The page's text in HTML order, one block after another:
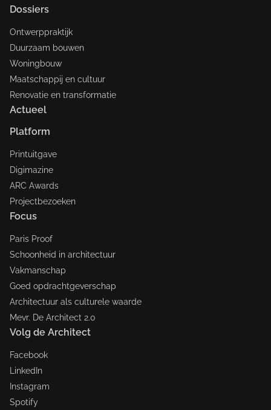
Dossiers
Ontwerppraktijk
Duurzaam bouwen
Woningbouw
Maatschappij en cultuur
Renovatie en transformatie
Actueel
Platform
Printuitgave
Digimazine
ARC Awards
Projectbezoeken
Focus
Paris Proof
Schoonheid in architectuur
Vakmanschap
Goed opdrachtgeverschap
Architectuur als culturele waarde
Mevr. De Architect 2.0
Volg de Architect
Facebook
LinkedIn
Instagram
Spotify